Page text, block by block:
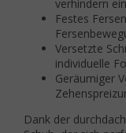
verhindern
Festes
Versetzte
individuelle
Geräumiger
Dank der